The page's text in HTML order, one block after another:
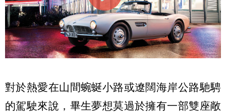
對於熱愛在山間蜿蜒小路或遼闊海岸公路馳騁
的駕駛來說，畢生夢想莫過於擁有一部雙座敞